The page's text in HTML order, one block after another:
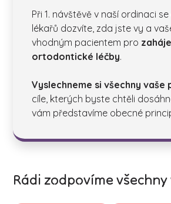
Při 1. návštěvě v naší ordinaci
lékařů dozvíte, zda jste vy a
vhodným pacientem pro
ortodontické léčby.
Vyslechneme si všechny vaše
cíle, kterých byste chtěli
vám představíme obecné
Rádi zodpovíme